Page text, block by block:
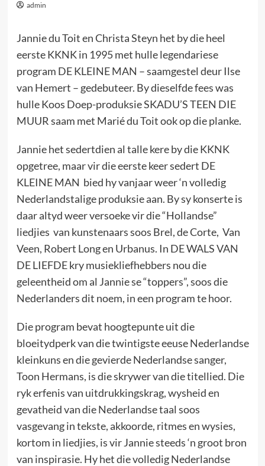
admin
Jannie du Toit en Christa Steyn het by die heel
eerste KKNK in 1995 met hulle legendariese
program DE KLEINE MAN – saamgestel deur Ilse
van Hemert – gedebuteer. By dieselfde fees was
hulle Koos Doep-produksie SKADU’S TEEN DIE
MUUR saam met Marié du Toit ook op die planke.
Jannie het sedertdien al talle kere by die KKNK
opgetree, maar vir die eerste keer sedert DE
KLEINE MAN bied hy vanjaar weer ‘n volledig
Nederlandstalige produksie aan. By sy konserte is
daar altyd weer versoeke vir die “Hollandse”
liedjies van kunstenaars soos Brel, de Corte, Van
Veen, Robert Long en Urbanus. In DE WALS VAN
DE LIEFDE kry musiekliefhebbers nou die
geleentheid om al Jannie se “toppers”, soos die
Nederlanders dit noem, in een program te hoor.
Die program bevat hoogtepunte uit die
bloeitydperk van die twintigste eeuse Nederlandse
kleinkuns en die gevierde Nederlandse sanger,
Toon Hermans, is die skrywer van die titellied. Die
ryk erfenis van uitdrukkingskrag, wysheid en
gevatheid van die Nederlandse taal soos
vasgevang in tekste, akkoorde, ritmes en wysies,
kortom in liedjies, is vir Jannie steeds ‘n groot bron
van inspirasie. Hy het die volledig Nederlandse